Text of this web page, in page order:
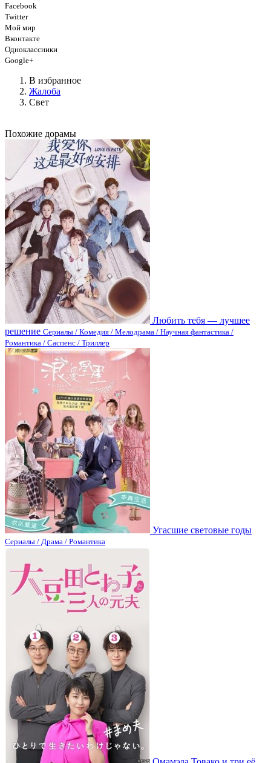
Facebook
Twitter
Мой мир
Вконтакте
Одноклассники
Google+
В избранное
Жалоба
Свет
Похожие дорамы
Любить тебя — лучшее
решение Сериалы / Комедия / Мелодрама / Научная фантастика /
Романтика / Саспенс / Триллер
Угасшие световые годы
Сериалы / Драма / Романтика